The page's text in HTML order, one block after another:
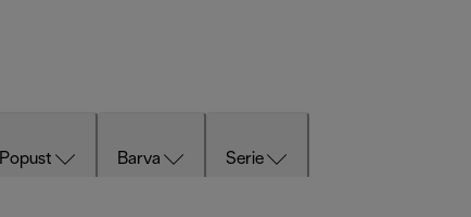
Popust Barva Serie